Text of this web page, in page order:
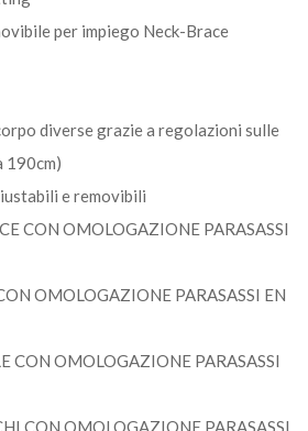
per impiego Neck-Brace
diverse grazie a regolazioni sulle
190cm)
e removibili
CON OMOLOGAZIONE PARASASSI
OMOLOGAZIONE PARASASSI EN
CON OMOLOGAZIONE PARASASSI
CON OMOLOGAZIONE PARASASSI